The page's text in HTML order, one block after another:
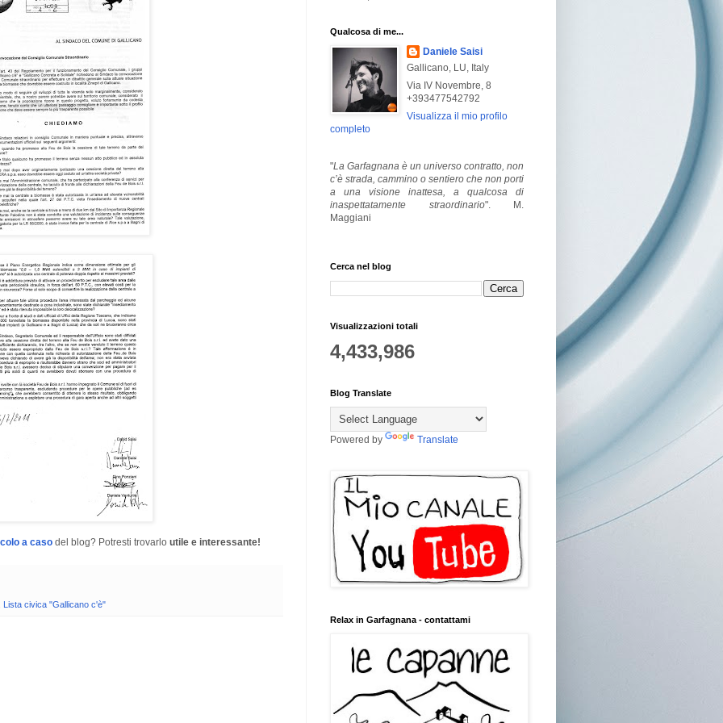
a caso del blog? Potresti trovarlo utile e interessante!
Lista civica "Gallicano c'è"
Qualcosa di me...
Daniele Saisi
Gallicano, LU, Italy
Via IV Novembre, 8
+393477542792
Visualizza il mio profilo
completo
"La Garfagnana è un universo contratto, non
c’è strada, cammino o sentiero che non porti
a una visione inattesa, a qualcosa di
inaspettatamente straordinario". M.
Maggiani
Cerca nel blog
Visualizzazioni totali
4,433,986
Blog Translate
Powered by Translate
Relax in Garfagnana - contattami